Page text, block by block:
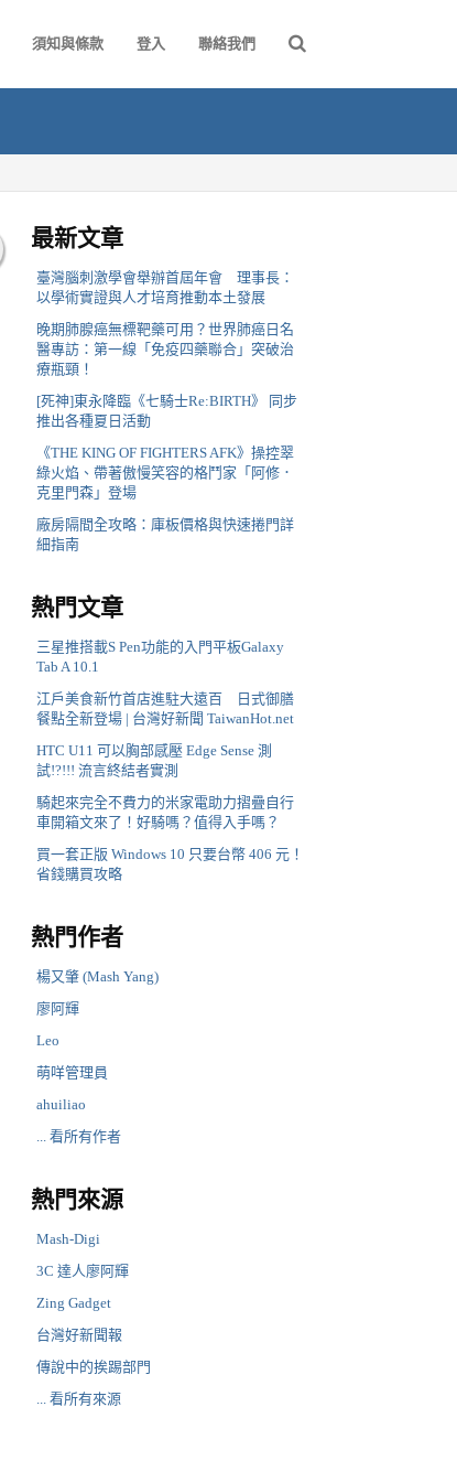
須知與條款 登入 聯絡我們
最新文章
臺灣腦刺激學會舉辦首屆年會 理事長：
以學術實證與人才培育推動本土發展
晚期肺腺癌無標靶藥可用？世界肺癌日名
醫專訪：第一線「免疫四藥聯合」突破治
療瓶頸！
[死神]東永降臨《七騎士Re:BIRTH》 同步
推出各種夏日活動
《THE KING OF FIGHTERS AFK》操控翠
綠火焰、帶著傲慢笑容的格鬥家「阿修．
克里門森」登場
廠房隔間全攻略：庫板價格與快速捲門詳
細指南
熱門文章
三星推搭載S Pen功能的入門平板Galaxy
Tab A 10.1
江戶美食新竹首店進駐大遠百 日式御膳
餐點全新登場 | 台灣好新聞 TaiwanHot.net
HTC U11 可以胸部感壓 Edge Sense 測
試!?!!! 流言終結者實測
騎起來完全不費力的米家電助力摺疊自行
車開箱文來了！好騎嗎？值得入手嗎？
買一套正版 Windows 10 只要台幣 406 元！
省錢購買攻略
熱門作者
楊又肇 (Mash Yang)
廖阿輝
Leo
萌咩管理員
ahuiliao
... 看所有作者
熱門來源
Mash-Digi
3C 達人廖阿輝
Zing Gadget
台灣好新聞報
傳說中的挨踢部門
... 看所有來源